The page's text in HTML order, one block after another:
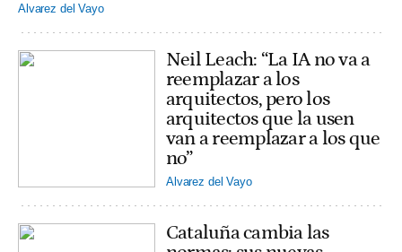
Alvarez del Vayo
Neil Leach: “La IA no va a
reemplazar a los
arquitectos, pero los
arquitectos que la usen
van a reemplazar a los que
no”
Alvarez del Vayo
Cataluña cambia las